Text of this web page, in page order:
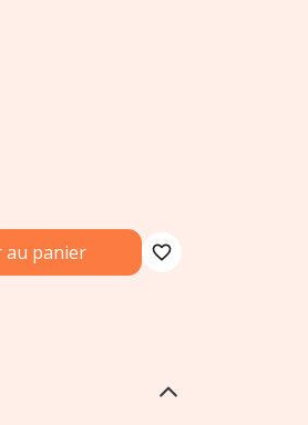
au panier favorite_border